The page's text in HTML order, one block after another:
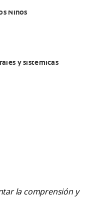
Niños
y sistémicas
la comprensión y